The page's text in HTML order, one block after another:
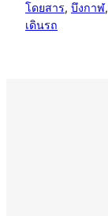
โดยสาร, บึงกาฬ,
เดินรถ